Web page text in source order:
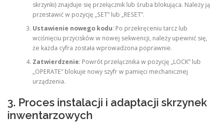
skrzynki) znajduje się przełącznik lub śruba blokująca. Należy ją
przestawić w pozycję „SET” lub „RESET”.
Ustawienie nowego kodu: Po przekręceniu tarcz lub
wciśnięciu przycisków w nowej sekwencji, należy upewnić się,
że każda cyfra została wprowadzona poprawnie.
Zatwierdzenie: Powrót przełącznika w pozycję „LOCK” lub
„OPERATE” blokuje nowy szyfr w pamięci mechanicznej
urządzenia.
3. Proces instalacji i adaptacji skrzynek
inwentarzowych